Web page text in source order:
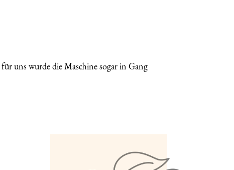
uns wurde die Maschine sogar in Gang